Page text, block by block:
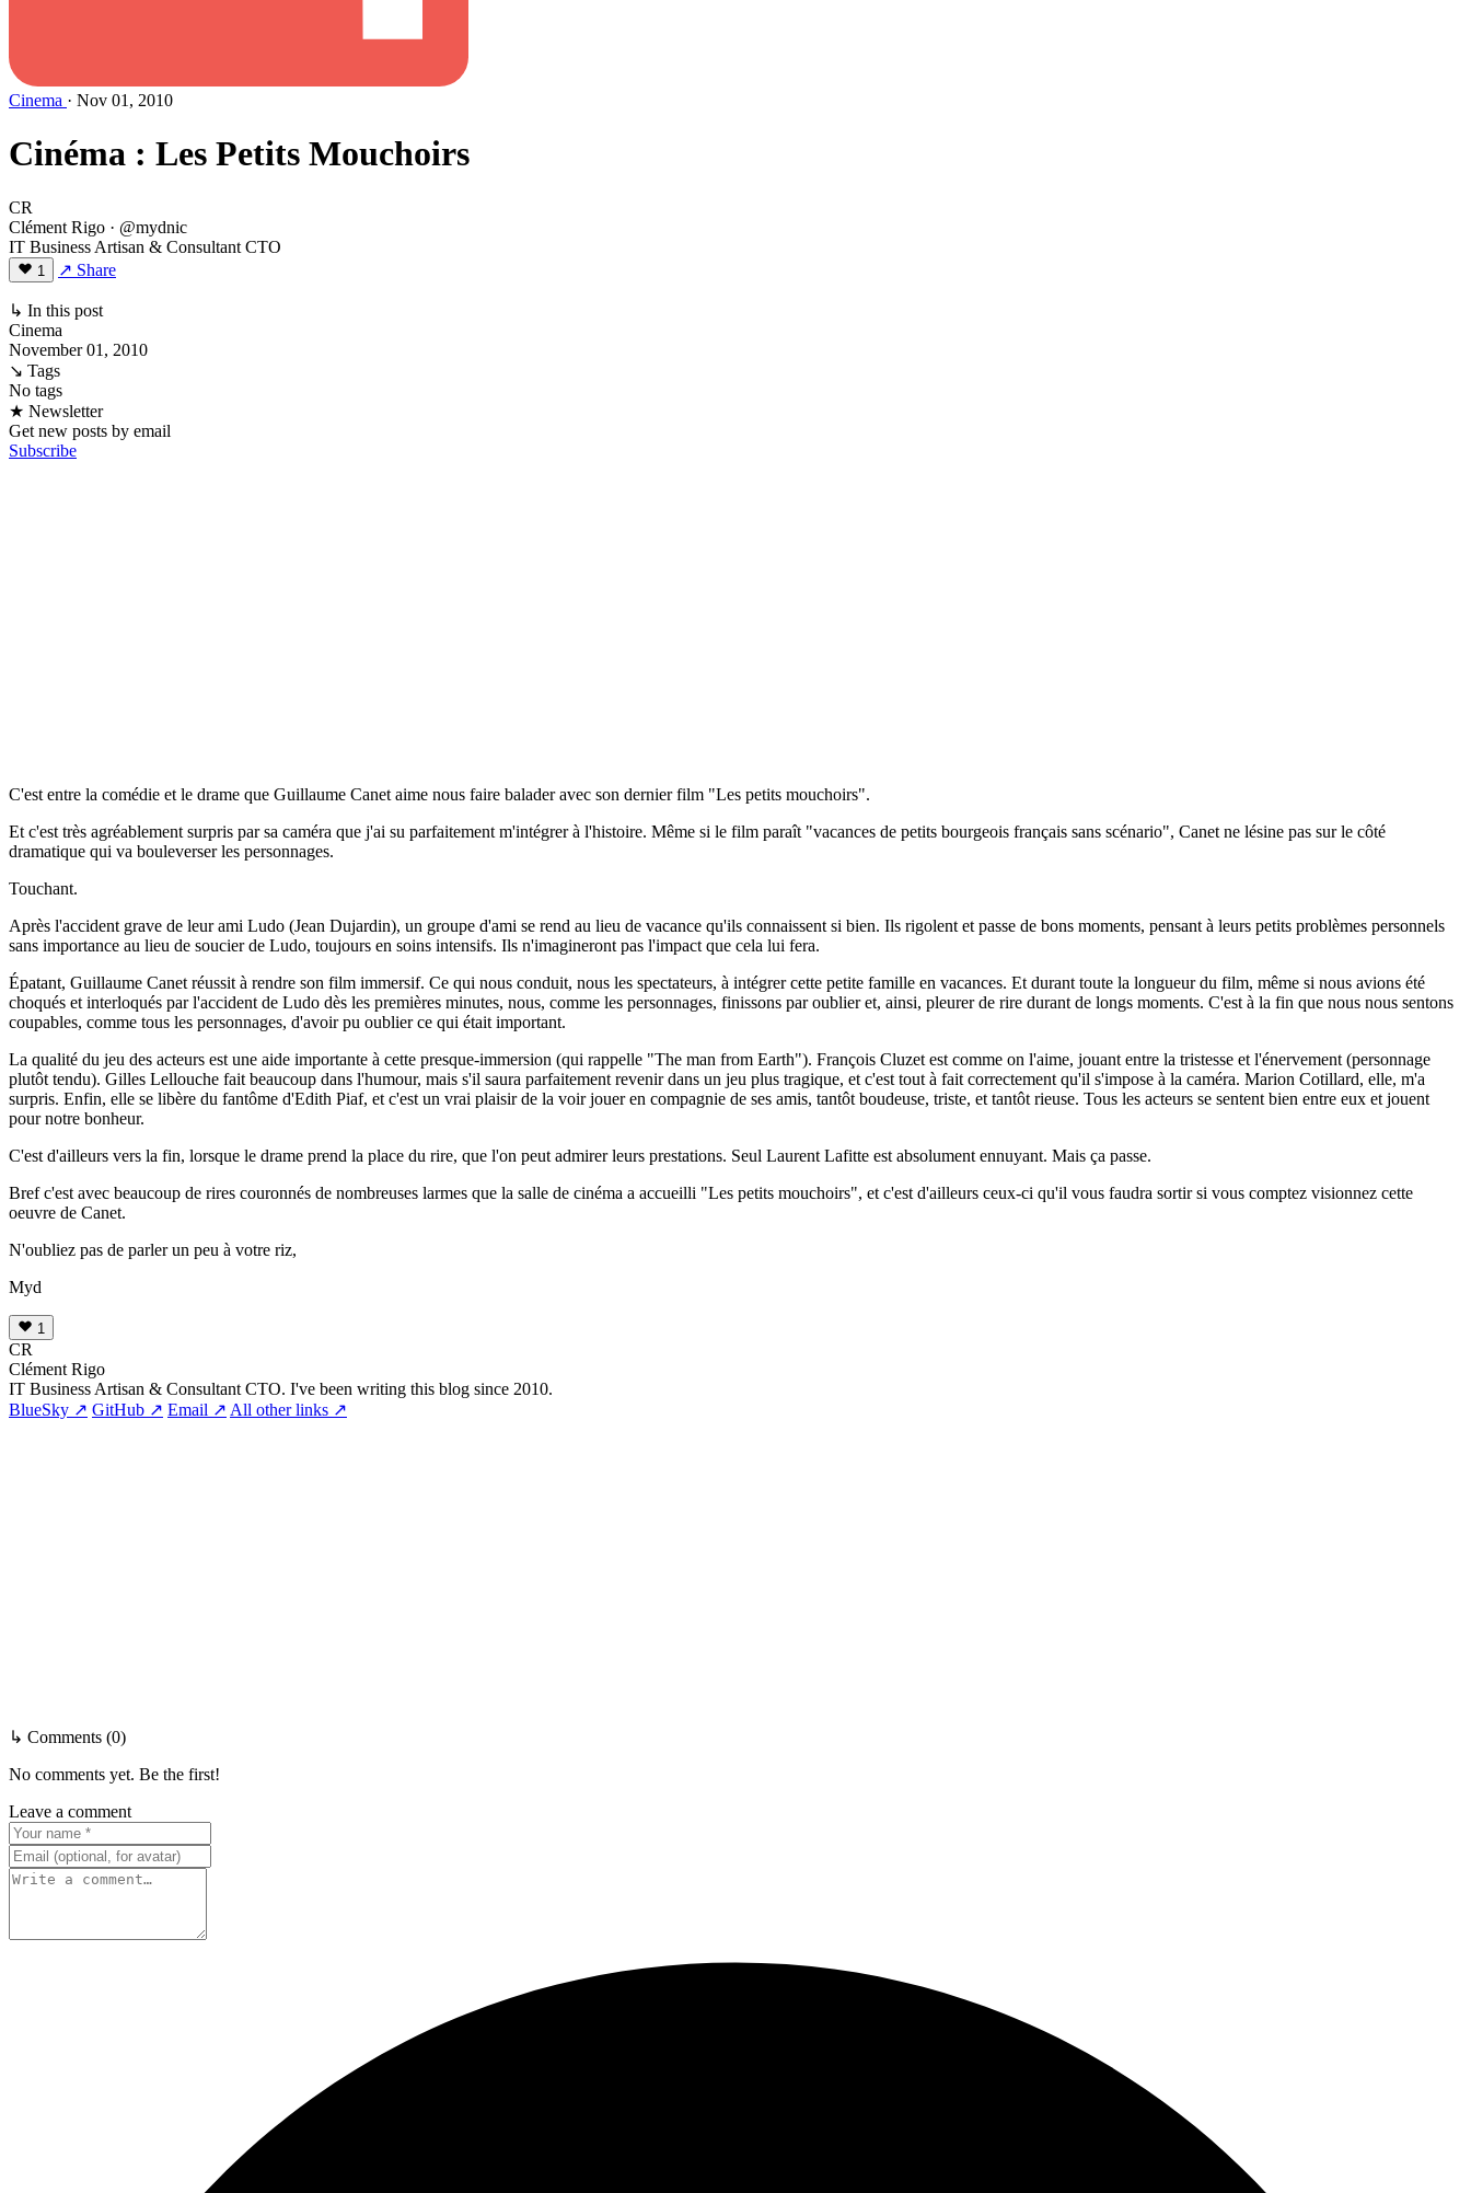
Cinema · Nov 01, 2010
Cinéma : Les Petits Mouchoirs
CR
Clément Rigo · @mydnic
IT Business Artisan & Consultant CTO
1 ↗ Share
↳ In this post
Cinema
November 01, 2010
↘ Tags
No tags
★ Newsletter
Get new posts by email
Subscribe
C'est entre la comédie et le drame que Guillaume Canet aime nous faire balader avec son dernier film "Les petits mouchoirs".
Et c'est très agréablement surpris par sa caméra que j'ai su parfaitement m'intégrer à l'histoire. Même si le film paraît "vacances de petits bourgeois français sans scénario", Canet ne lésine pas sur le côté
dramatique qui va bouleverser les personnages.
Touchant.
Après l'accident grave de leur ami Ludo (Jean Dujardin), un groupe d'ami se rend au lieu de vacance qu'ils connaissent si bien. Ils rigolent et passe de bons moments, pensant à leurs petits problèmes personnels
sans importance au lieu de soucier de Ludo, toujours en soins intensifs. Ils n'imagineront pas l'impact que cela lui fera.
Épatant, Guillaume Canet réussit à rendre son film immersif. Ce qui nous conduit, nous les spectateurs, à intégrer cette petite famille en vacances. Et durant toute la longueur du film, même si nous avions été
choqués et interloqués par l'accident de Ludo dès les premières minutes, nous, comme les personnages, finissons par oublier et, ainsi, pleurer de rire durant de longs moments. C'est à la fin que nous nous sentons
coupables, comme tous les personnages, d'avoir pu oublier ce qui était important.
La qualité du jeu des acteurs est une aide importante à cette presque-immersion (qui rappelle "The man from Earth"). François Cluzet est comme on l'aime, jouant entre la tristesse et l'énervement (personnage
plutôt tendu). Gilles Lellouche fait beaucoup dans l'humour, mais s'il saura parfaitement revenir dans un jeu plus tragique, et c'est tout à fait correctement qu'il s'impose à la caméra. Marion Cotillard, elle, m'a
surpris. Enfin, elle se libère du fantôme d'Edith Piaf, et c'est un vrai plaisir de la voir jouer en compagnie de ses amis, tantôt boudeuse, triste, et tantôt rieuse. Tous les acteurs se sentent bien entre eux et jouent
pour notre bonheur.
C'est d'ailleurs vers la fin, lorsque le drame prend la place du rire, que l'on peut admirer leurs prestations. Seul Laurent Lafitte est absolument ennuyant. Mais ça passe.
Bref c'est avec beaucoup de rires couronnés de nombreuses larmes que la salle de cinéma a accueilli "Les petits mouchoirs", et c'est d'ailleurs ceux-ci qu'il vous faudra sortir si vous comptez visionnez cette
oeuvre de Canet.
N'oubliez pas de parler un peu à votre riz,
Myd
1
CR
Clément Rigo
IT Business Artisan & Consultant CTO. I've been writing this blog since 2010.
BlueSky ↗ GitHub ↗ Email ↗ All other links ↗
↳ Comments (0)
No comments yet. Be the first!
Leave a comment